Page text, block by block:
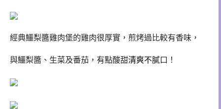
經典鱷梨醬雞肉堡的雞肉很厚實，煎烤過比較有香味，
與鱷梨醬、生菜及番茄，有點酸甜清爽不膩口！